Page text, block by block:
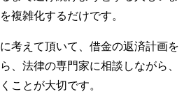
複雑化するだけです。
考えて頂いて、借金の返済計画を
、法律の専門家に相談しながら、
ことが大切です。